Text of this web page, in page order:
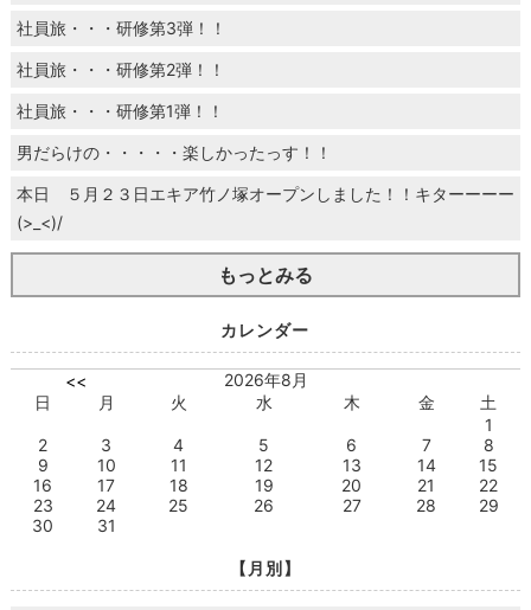
社員旅・・・研修第3弾！！
社員旅・・・研修第2弾！！
社員旅・・・研修第1弾！！
男だらけの・・・・・楽しかったっす！！
本日 ５月２３日エキア竹ノ塚オープンしました！！キターーーー
(>_<)/
もっとみる
カレンダー
<<
2026年8月
日
月 火 水 木 金
土
1
2
3 4 5 6 7
8
9
10 11 12 13 14
15
16
17 18 19 20 21
22
23
24 25 26 27 28
29
30
31
【月別】